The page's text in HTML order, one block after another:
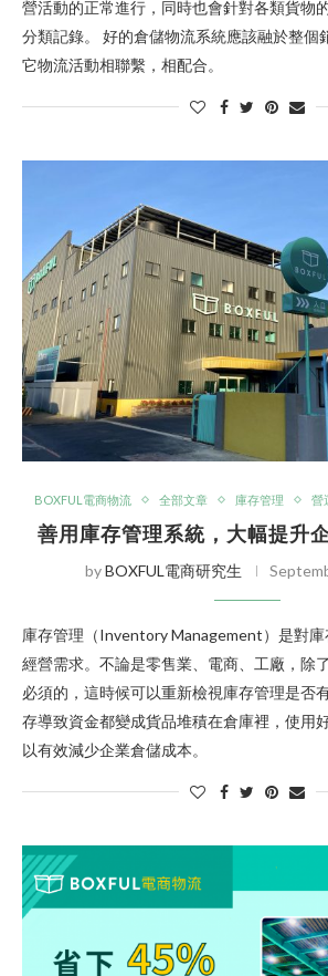
營活動的正常進行，同時也會針對各類貨物
分類記錄。 好的倉儲物流系統應該融於整個
它物流活動相聯繫，相配合。
BOXFUL電商物流 全部文章 庫存管理 營
善用庫存管理系統，大幅提升
byBOXFUL電商研究生
庫存管理（Inventory Management）是對
經營需求。不論是零售業、電商、工廠，除
必須的，這時候可以重新檢視庫存管理是否
存導致資金都變成貨品堆積在倉庫裡，使用
以有效減少企業倉儲成本。